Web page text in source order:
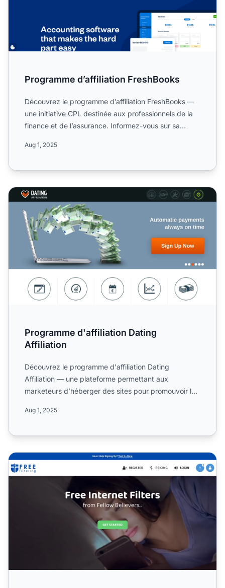
Programme d’affiliation FreshBooks
Découvrez le programme d’affiliation FreshBooks —
une initiative CPL destinée aux professionnels de la
finance et de l’assurance. Informez-vous sur sa
Aug 1, 2025
Programme d'affiliation Dating Affiliation
Programme d'affiliation Dating
Affiliation
Découvrez le programme d'affiliation Dating
Affiliation — une plateforme permettant aux
marketeurs d’héberger des sites pour promouvoir les
Aug 1, 2025
Programme d'affiliation FreeFiltering